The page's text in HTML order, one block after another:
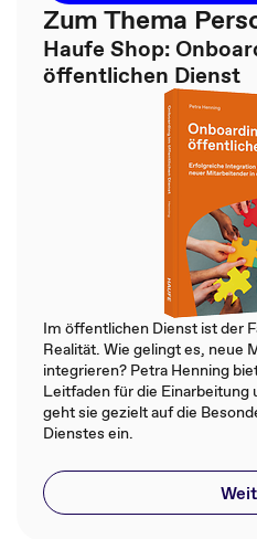
Zum Thema
Haufe Shop:
öffentlichen Dienst
Im öffentlichen Dienst ist der
Realität. Wie gelingt es, neue
integrieren? Petra Henning
Leitfaden für die Einarbeitung
geht sie gezielt auf die
Dienstes ein.